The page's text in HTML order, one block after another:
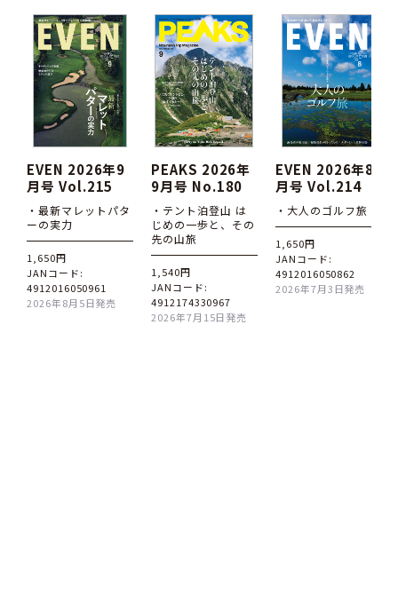
EVEN 2026年9
月号 Vol.215
・最新マレットパタ
ーの実力
1,650円
JANコード:
4912016050961
2026年8月5日発売
PEAKS 2026年
9月号 No.180
・テント泊登山 は
じめの一歩と、その
先の山旅
1,540円
JANコード:
4912174330967
2026年7月15日発売
EVEN 2026年8
月号 Vol.214
・大人のゴルフ旅
1,650円
JANコード:
4912016050862
2026年7月3日発売